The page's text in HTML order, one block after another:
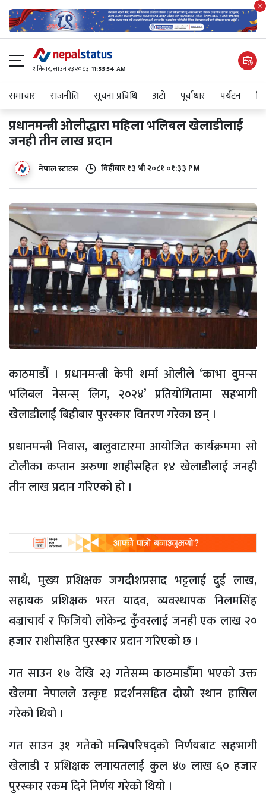
शनिबार, साउन २३ २०८३ 11:55:35 AM
समाचार राजनीति सूचना प्रविधि अटाे पूर्वाधार पर्यटन
प्रधानमन्त्री ओलीद्धारा महिला भलिबल खेलाडीलाई
जनही तीन लाख प्रदान
नेपाल स्टाटस बिहीबार १३ भौ २०८१ ०१:३३ PM
काठमाडौँ । प्रधानमन्त्री केपी शर्मा ओलीले ‘काभा वुमन्स
भलिबल नेसन्स् लिग, २०२४’ प्रतियोगितामा सहभागी
खेलाडीलाई बिहीबार पुरस्कार वितरण गरेका छन् ।
प्रधानमन्त्री निवास, बालुवाटारमा आयोजित कार्यक्रममा सो
टोलीका कप्तान अरुणा शाहीसहित १४ खेलाडीलाई जनही
तीन लाख प्रदान गरिएको हो ।
साथै, मुख्य प्रशिक्षक जगदीशप्रसाद भट्टलाई दुई लाख,
सहायक प्रशिक्षक भरत यादव, व्यवस्थापक निलमसिंह
बज्राचार्य र फिजियो लोकेन्द्र कुँवरलाई जनही एक लाख २०
हजार राशीसहित पुरस्कार प्रदान गरिएको छ ।
गत साउन १७ देखि २३ गतेसम्म काठमाडौँमा भएको उक्त
खेलमा नेपालले उत्कृष्ट प्रदर्शनसहित दोस्रो स्थान हासिल
गरेको थियो ।
गत साउन ३१ गतेको मन्त्रिपरिषद्को निर्णयबाट सहभागी
खेलाडी र प्रशिक्षक लगायतलाई कुल ४७ लाख ६० हजार
पुरस्कार रकम दिने निर्णय गरेको थियो ।